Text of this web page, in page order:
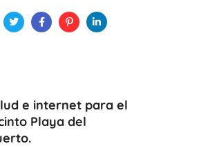
e internet para el
Playa del